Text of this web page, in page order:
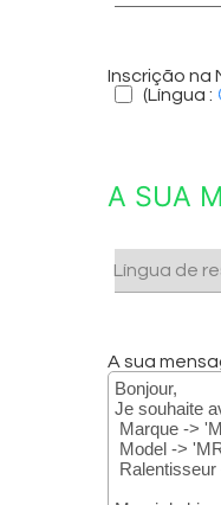
Inscrição na
(Língua :
A SUA
Língua de
A sua